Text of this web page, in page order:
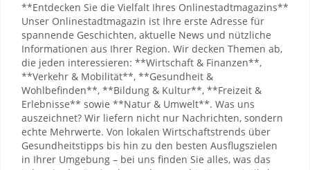
**Entdecken Sie die Vielfalt Ihres Onlinestadtmagazins**
Unser Onlinestadtmagazin ist Ihre erste Adresse für
spannende Geschichten, aktuelle News und nützliche
Informationen aus Ihrer Region. Wir decken Themen ab,
die jeden interessieren: **Wirtschaft & Finanzen**,
**Verkehr & Mobilität**, **Gesundheit &
Wohlbefinden**, **Bildung & Kultur**, **Freizeit &
Erlebnisse** sowie **Natur & Umwelt**. Was uns
auszeichnet? Wir liefern nicht nur Nachrichten, sondern
echte Mehrwerte. Von lokalen Wirtschaftstrends über
Gesundheitstipps bis hin zu den besten Ausflugszielen
in Ihrer Umgebung – bei uns finden Sie alles, was das